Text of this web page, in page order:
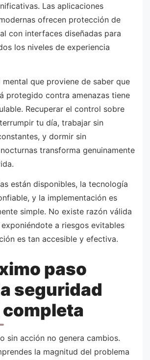
Las aplicaciones
ofrecen protección de
con interfaces diseñadas para
los niveles de experiencia
que proviene de saber que
protegido contra amenazas tiene
Recuperar el control sobre
tu día, trabajar sin
y dormir sin
transforma genuinamente
están disponibles, la tecnología
y la implementación es
simple. No existe razón válida
a riesgos evitables
es tan accesible y efectiva.
paso
seguridad
sin acción no genera cambios.
la magnitud del problema